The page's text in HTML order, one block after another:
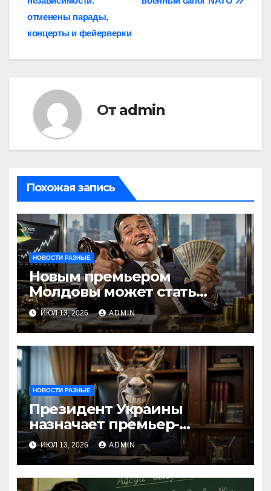
записям
отменены парады,
концерты и фейерверки
От admin
Похожая запись
НОВОСТИ РАЗНЫЕ
Новым премьером
Молдовы может стать
банкир из Украины Василе
Тофан
ИЮЛ 13, 2026 ADMIN
НОВОСТИ РАЗНЫЕ
Президент Украины
назначает премьер-
министра послицей
ИЮЛ 13, 2026 ADMIN